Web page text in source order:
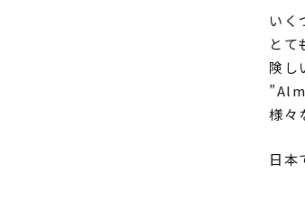
いく
とて
険し
様々
日本